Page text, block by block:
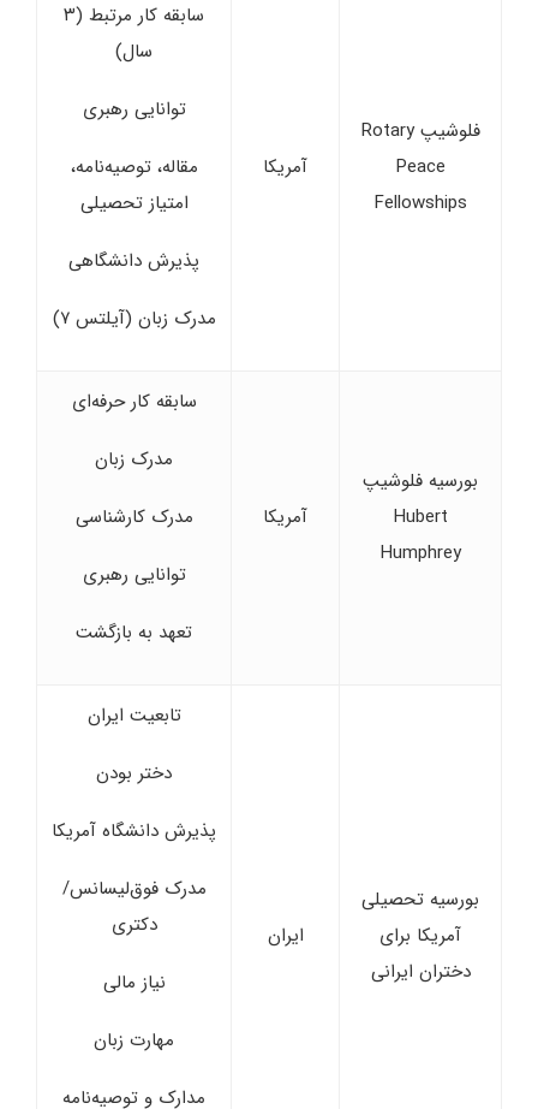
فلوشیپ Rotary
Peace
Fellowships
آمریکا
سابقه کار مرتبط (۳
سال)
توانایی رهبری
مقاله، توصیه‌نامه،
امتیاز تحصیلی
پذیرش دانشگاهی
مدرک زبان (آیلتس ۷)
بورسیه فلوشیپ
Hubert
Humphrey
آمریکا
سابقه کار حرفه‌ای
مدرک زبان
مدرک کارشناسی
توانایی رهبری
تعهد به بازگشت
بورسیه تحصیلی
آمریکا برای
دختران ایرانی
ایران
تابعیت ایران
دختر بودن
پذیرش دانشگاه آمریکا
مدرک فوق‌لیسانس/
دکتری
نیاز مالی
مهارت زبان
مدارک و توصیه‌نامه